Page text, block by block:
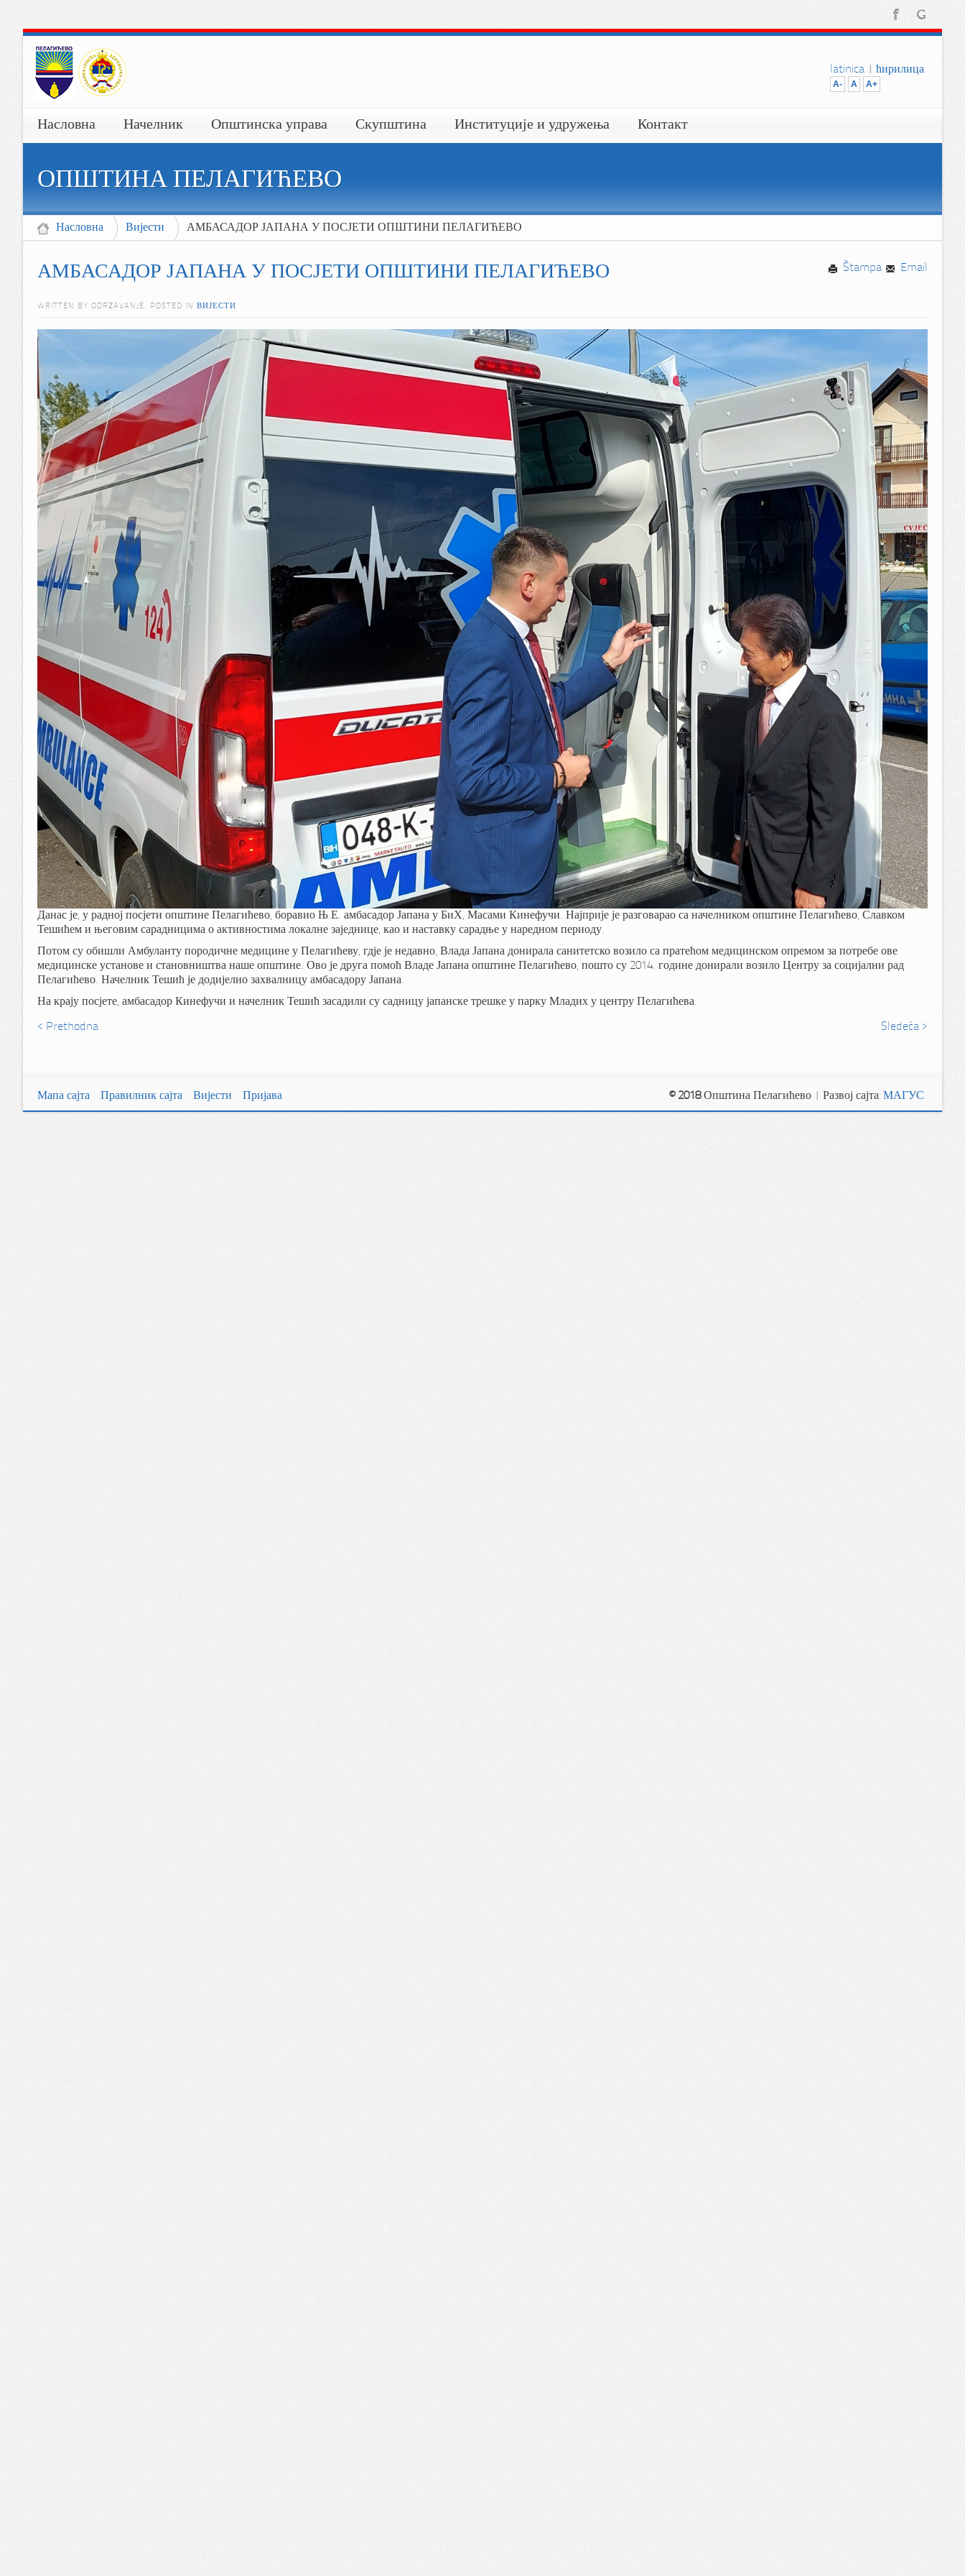
latinica ћирилица
A- A A+
Насловна Начелник Општинска управа Скупштина Институције и удружења Контакт
ОПШТИНА ПЕЛАГИЋЕВО
Насловна Вијести АМБАСАДОР ЈАПАНА У ПОСЈЕТИ ОПШТИНИ ПЕЛАГИЋЕВО
Email
Štampa
АМБАСАДОР ЈАПАНА У ПОСЈЕТИ ОПШТИНИ ПЕЛАГИЋЕВО
WRITTEN BY ODRZAVANJE. POSTED IN ВИЈЕСТИ
Данас је, у радној посјети општине Пелагићево, боравио Њ.Е. амбасадор Јапана у БиХ, Масами Кинефучи. Најприје је разговарао са начелником општине Пелагићево, Славком
Тешићем и његовим сарадницима о активностима локалне заједнице, као и наставку сарадње у наредном периоду.
Потом су обишли Амбуланту породичне медицине у Пелагићеву, гдје је недавно, Влада Јапана донирала санитетско возило са пратећом медицинском опремом за потребе ове
медицинске установе и становништва наше општине. Ово је друга помоћ Владе Јапана општине Пелагићево, пошто су 2014. године донирали возило Центру за социјални рад
Пелагићево. Начелник Тешић је додијелио захвалницу амбасадору Јапана.
На крају посјете, амбасадор Кинефучи и начелник Тешић засадили су садницу јапанске трешке у парку Младих у центру Пелагићева.
< Prethodna Sledeća >
Мапа сајта Правилник сајта Вијести Пријава © 2018Општина Пелагићево | Развој сајта: МАГУС